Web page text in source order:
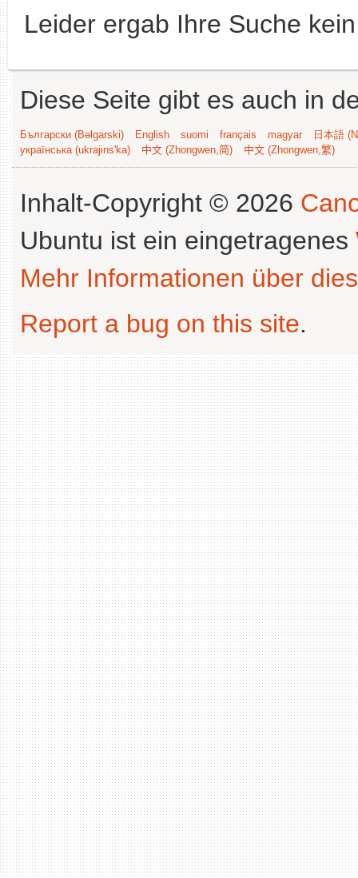
Leider ergab Ihre Suche
Diese Seite gibt es auch in
Български (Bəlgarski) English suomi français magyar
日本語
українська (ukrajins'ka)
中文 (Zhongwen,简) 中文 (Zhongwen,繁)
Inhalt-Copyright © 2026
Ubuntu ist ein eingetragenes
Mehr Informationen über
Report a bug on this site.